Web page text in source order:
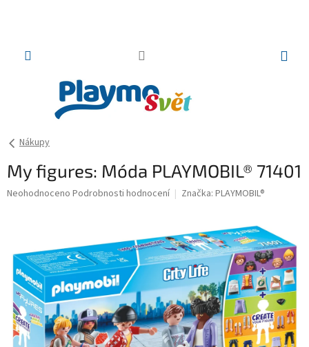
Nákupy
My figures: Móda PLAYMOBIL® 71401
Průměrné
hvězdiček.
Neohodnoceno Podrobnosti hodnocení Značka: PLAYMOBIL®